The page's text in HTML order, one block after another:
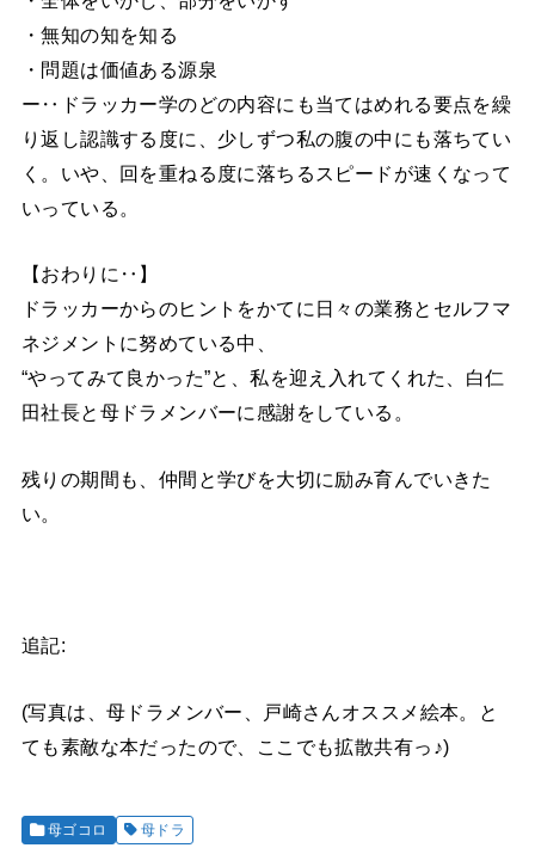
・無知の知を知る
・問題は価値ある源泉
ー‥ドラッカー学のどの内容にも当てはめれる要点を繰
り返し認識する度に、少しずつ私の腹の中にも落ちてい
く。いや、回を重ねる度に落ちるスピードが速くなって
いっている。
【おわりに‥】
ドラッカーからのヒントをかてに日々の業務とセルフマ
ネジメントに努めている中、
“やってみて良かった”と、私を迎え入れてくれた、白仁
田社長と母ドラメンバーに感謝をしている。
残りの期間も、仲間と学びを大切に励み育んでいきた
い。
追記:
(写真は、母ドラメンバー、戸崎さんオススメ絵本。と
ても素敵な本だったので、ここでも拡散共有っ♪)
母ゴコロ 母ドラ